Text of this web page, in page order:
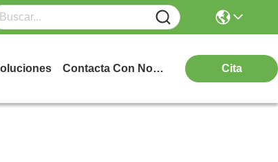
Contacta Con Nosotros Cita